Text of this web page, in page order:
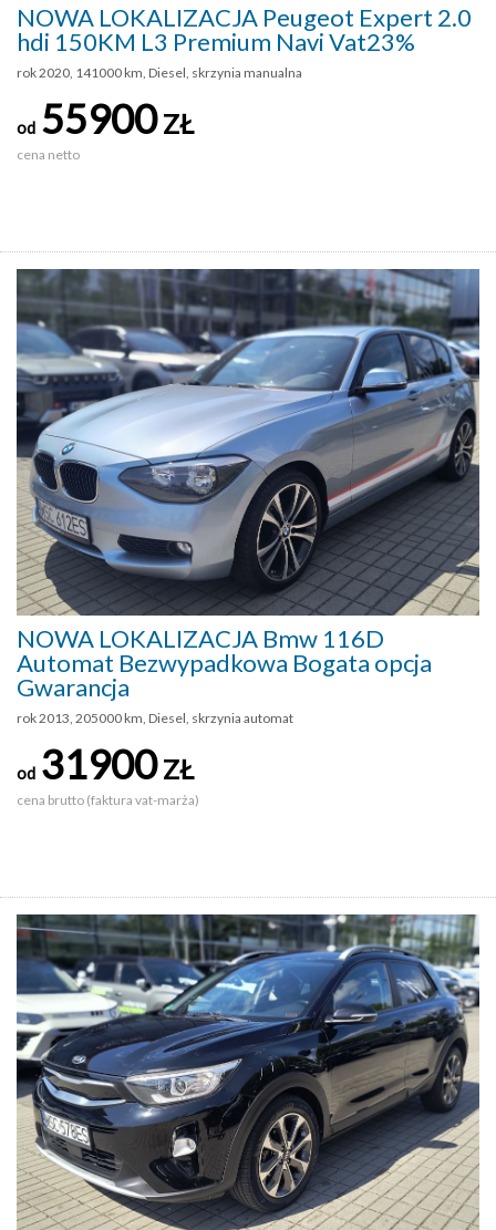
NOWA LOKALIZACJA Peugeot Expert 2.0
hdi 150KM L3 Premium Navi Vat23%
rok 2020, 141000 km, Diesel, skrzynia manualna
od 55900ZŁ
cena netto
NOWA LOKALIZACJA Bmw 116D
Automat Bezwypadkowa Bogata opcja
Gwarancja
rok 2013, 205000 km, Diesel, skrzynia automat
od 31900ZŁ
cena brutto (faktura vat-marża)